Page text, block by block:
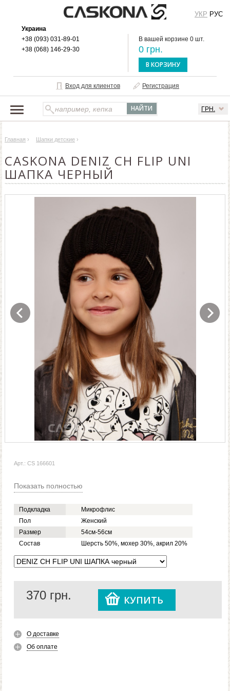
Украина
+38 (093) 031-89-01
+38 (068) 146-29-30
В вашей корзине 0 шт.
0 грн.
В КОРЗИНУ
Вход для клиентов Регистрация
ГРН.
УКР РУС
О БРЕНДЕ
ДОСТАВКА И ОПЛАТА
ОПТОВЫМ КЛИЕНТАМ
Главная › Шапки детские ›
CASKONA DENIZ CH FLIP UNI
ШАПКА ЧЕРНЫЙ
Арт.: CS 166601
Показать полностью
Подкладка
Микрофлис
Пол
Женский
Размер
54см-56см
Состав
Шерсть 50%, мохер 30%, акрил 20%
370 грн. КУПИТЬ
О доставке
Об оплате